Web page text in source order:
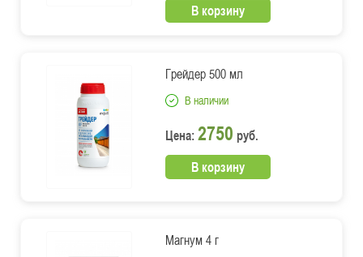
В корзину
Грейдер 500 мл
В наличии
Цена: 2750 руб.
В корзину
Магнум 4 г